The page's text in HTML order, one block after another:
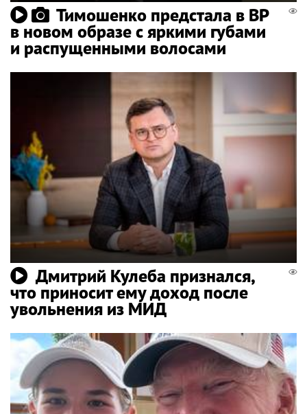
Тимошенко предстала в ВР
в новом образе с яркими губами
и распущенными волосами
Дмитрий Кулеба признался,
что приносит ему доход после
увольнения из МИД